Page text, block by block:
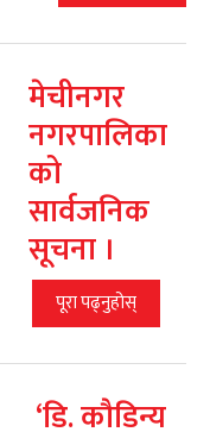
मेचीनगर
नगरपालिका
को
सार्वजनिक
सूचना ।
पूरा पढ्नुहोस्
‘डि. कौडिन्य